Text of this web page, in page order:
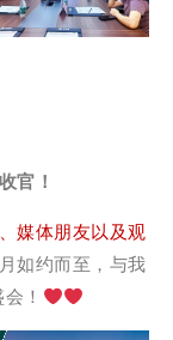
官！
媒体朋友以及观
如约而至，与我
！